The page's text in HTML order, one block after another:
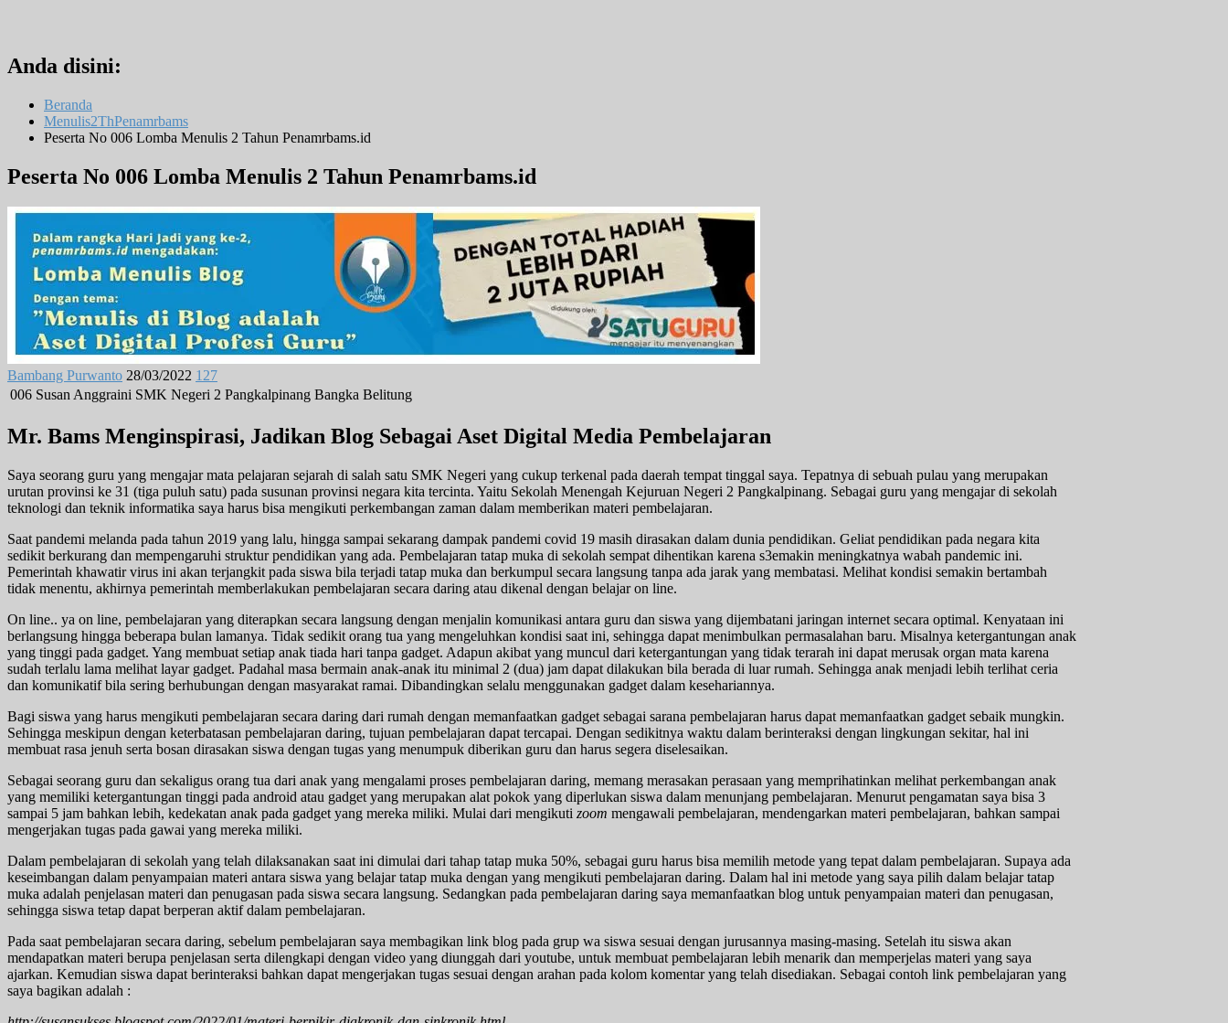
Anda disini:
Beranda
Menulis2ThPenamrbams
Peserta No 006 Lomba Menulis 2 Tahun Penamrbams.id
Peserta No 006 Lomba Menulis 2 Tahun Penamrbams.id
Bambang Purwanto 28/03/2022 127
006 Susan Anggraini SMK Negeri 2 Pangkalpinang Bangka Belitung
Mr. Bams Menginspirasi, Jadikan Blog Sebagai Aset Digital Media Pembelajaran
Saya seorang guru yang mengajar mata pelajaran sejarah di salah satu SMK Negeri yang cukup terkenal pada daerah tempat tinggal saya. Tepatnya di sebuah pulau yang merupakan
urutan provinsi ke 31 (tiga puluh satu) pada susunan provinsi negara kita tercinta. Yaitu Sekolah Menengah Kejuruan Negeri 2 Pangkalpinang. Sebagai guru yang mengajar di sekolah
teknologi dan teknik informatika saya harus bisa mengikuti perkembangan zaman dalam memberikan materi pembelajaran.
Saat pandemi melanda pada tahun 2019 yang lalu, hingga sampai sekarang dampak pandemi covid 19 masih dirasakan dalam dunia pendidikan. Geliat pendidikan pada negara kita
sedikit berkurang dan mempengaruhi struktur pendidikan yang ada. Pembelajaran tatap muka di sekolah sempat dihentikan karena s3emakin meningkatnya wabah pandemic ini.
Pemerintah khawatir virus ini akan terjangkit pada siswa bila terjadi tatap muka dan berkumpul secara langsung tanpa ada jarak yang membatasi. Melihat kondisi semakin bertambah
tidak menentu, akhirnya pemerintah memberlakukan pembelajaran secara daring atau dikenal dengan belajar on line.
On line.. ya on line, pembelajaran yang diterapkan secara langsung dengan menjalin komunikasi antara guru dan siswa yang dijembatani jaringan internet secara optimal. Kenyataan ini
berlangsung hingga beberapa bulan lamanya. Tidak sedikit orang tua yang mengeluhkan kondisi saat ini, sehingga dapat menimbulkan permasalahan baru. Misalnya ketergantungan anak
yang tinggi pada gadget. Yang membuat setiap anak tiada hari tanpa gadget. Adapun akibat yang muncul dari ketergantungan yang tidak terarah ini dapat merusak organ mata karena
sudah terlalu lama melihat layar gadget. Padahal masa bermain anak-anak itu minimal 2 (dua) jam dapat dilakukan bila berada di luar rumah. Sehingga anak menjadi lebih terlihat ceria
dan komunikatif bila sering berhubungan dengan masyarakat ramai. Dibandingkan selalu menggunakan gadget dalam kesehariannya.
Bagi siswa yang harus mengikuti pembelajaran secara daring dari rumah dengan memanfaatkan gadget sebagai sarana pembelajaran harus dapat memanfaatkan gadget sebaik mungkin.
Sehingga meskipun dengan keterbatasan pembelajaran daring, tujuan pembelajaran dapat tercapai. Dengan sedikitnya waktu dalam berinteraksi dengan lingkungan sekitar, hal ini
membuat rasa jenuh serta bosan dirasakan siswa dengan tugas yang menumpuk diberikan guru dan harus segera diselesaikan.
Sebagai seorang guru dan sekaligus orang tua dari anak yang mengalami proses pembelajaran daring, memang merasakan perasaan yang memprihatinkan melihat perkembangan anak
yang memiliki ketergantungan tinggi pada android atau gadget yang merupakan alat pokok yang diperlukan siswa dalam menunjang pembelajaran. Menurut pengamatan saya bisa 3
sampai 5 jam bahkan lebih, kedekatan anak pada gadget yang mereka miliki. Mulai dari mengikuti zoom mengawali pembelajaran, mendengarkan materi pembelajaran, bahkan sampai
mengerjakan tugas pada gawai yang mereka miliki.
Dalam pembelajaran di sekolah yang telah dilaksanakan saat ini dimulai dari tahap tatap muka 50%, sebagai guru harus bisa memilih metode yang tepat dalam pembelajaran. Supaya ada
keseimbangan dalam penyampaian materi antara siswa yang belajar tatap muka dengan yang mengikuti pembelajaran daring. Dalam hal ini metode yang saya pilih dalam belajar tatap
muka adalah penjelasan materi dan penugasan pada siswa secara langsung. Sedangkan pada pembelajaran daring saya memanfaatkan blog untuk penyampaian materi dan penugasan,
sehingga siswa tetap dapat berperan aktif dalam pembelajaran.
Pada saat pembelajaran secara daring, sebelum pembelajaran saya membagikan link blog pada grup wa siswa sesuai dengan jurusannya masing-masing. Setelah itu siswa akan
mendapatkan materi berupa penjelasan serta dilengkapi dengan video yang diunggah dari youtube, untuk membuat pembelajaran lebih menarik dan memperjelas materi yang saya
ajarkan. Kemudian siswa dapat berinteraksi bahkan dapat mengerjakan tugas sesuai dengan arahan pada kolom komentar yang telah disediakan. Sebagai contoh link pembelajaran yang
saya bagikan adalah :